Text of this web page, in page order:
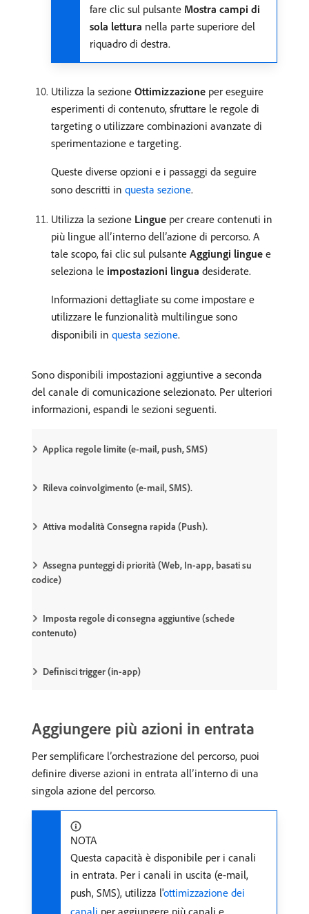
fare clic sul pulsante Mostra campi di
sola lettura nella parte superiore del
riquadro di destra.
Utilizza la sezione Ottimizzazione per eseguire
esperimenti di contenuto, sfruttare le regole di
targeting o utilizzare combinazioni avanzate di
sperimentazione e targeting.
Queste diverse opzioni e i passaggi da seguire
sono descritti in questa sezione.
Utilizza la sezione Lingue per creare contenuti in
più lingue all’interno dell’azione di percorso. A
tale scopo, fai clic sul pulsante Aggiungi lingue e
seleziona le impostazioni lingua desiderate.
Informazioni dettagliate su come impostare e
utilizzare le funzionalità multilingue sono
disponibili in questa sezione.
Sono disponibili impostazioni aggiuntive a seconda
del canale di comunicazione selezionato. Per ulteriori
informazioni, espandi le sezioni seguenti.
Applica regole limite (e-mail, push, SMS)
Rileva coinvolgimento (e-mail, SMS).
Attiva modalità Consegna rapida (Push).
Assegna punteggi di priorità (Web, In-app, basati su
codice)
Imposta regole di consegna aggiuntive (schede
contenuto)
Definisci trigger (in-app)
Aggiungere più azioni in entrata
Per semplificare l’orchestrazione del percorso, puoi
definire diverse azioni in entrata all’interno di una
singola azione del percorso.
NOTA
Questa capacità è disponibile per i canali
in entrata. Per i canali in uscita (e-mail,
push, SMS), utilizza l'ottimizzazione dei